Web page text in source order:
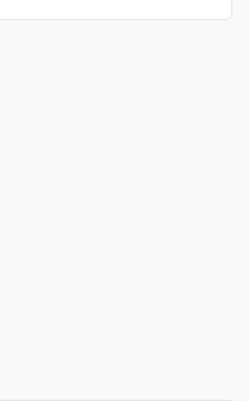
adlandırılan ödəm, əslində